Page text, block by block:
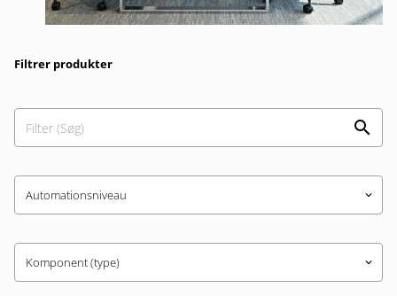
Filtrer produkter
Automationsniveau keyboard_arrow_down
Komponent (type) keyboard_arrow_down